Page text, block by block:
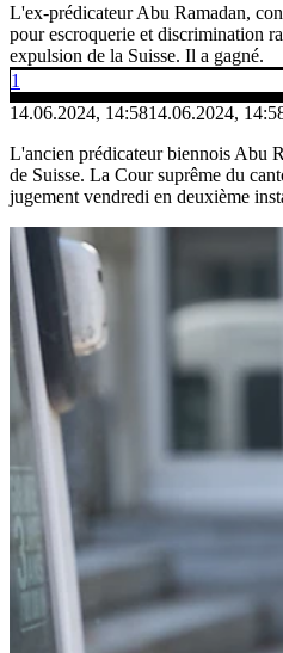
L'ex-prédicateur Abu Ramadan,
pour escroquerie et discrimination
expulsion de la Suisse. Il a gagné.
1
14.06.2024, 14:5814.06.2024,
L'ancien prédicateur biennois Abu
de Suisse. La Cour suprême du
jugement vendredi en deuxième